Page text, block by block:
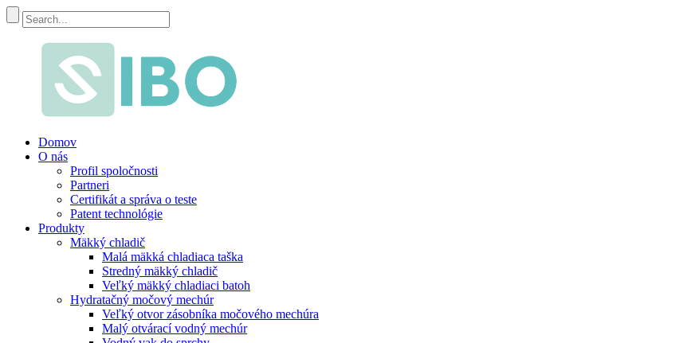
Domov
O nás
Profil spoločnosti
Partneri
Certifikát a správa o teste
Patent technológie
Produkty
Mäkký chladič
Malá mäkká chladiaca taška
Stredný mäkký chladič
Veľký mäkký chladiaci batoh
Hydratačný močový mechúr
Veľký otvor zásobníka močového mechúra
Malý otvárací vodný mechúr